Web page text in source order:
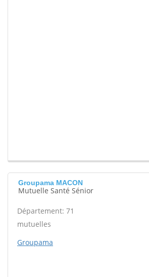
Groupama MACON
Mutuelle Santé Sénior
Département: 71
mutuelles
Groupama